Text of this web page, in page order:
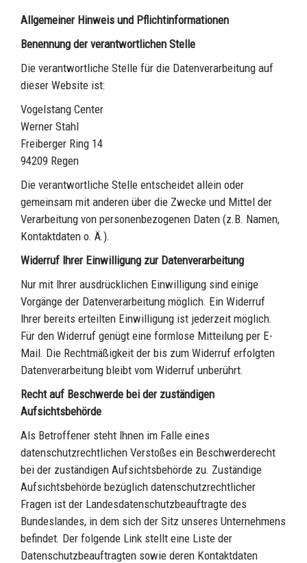
Allgemeiner Hinweis und Pflichtinformationen
Benennung der verantwortlichen Stelle
Die verantwortliche Stelle für die Datenverarbeitung auf
dieser Website ist:
Vogelstang Center
Werner Stahl
Freiberger Ring 14
94209 Regen
Die verantwortliche Stelle entscheidet allein oder
gemeinsam mit anderen über die Zwecke und Mittel der
Verarbeitung von personenbezogenen Daten (z.B. Namen,
Kontaktdaten o. Ä.).
Widerruf Ihrer Einwilligung zur Datenverarbeitung
Nur mit Ihrer ausdrücklichen Einwilligung sind einige
Vorgänge der Datenverarbeitung möglich. Ein Widerruf
Ihrer bereits erteilten Einwilligung ist jederzeit möglich.
Für den Widerruf genügt eine formlose Mitteilung per E-
Mail. Die Rechtmäßigkeit der bis zum Widerruf erfolgten
Datenverarbeitung bleibt vom Widerruf unberührt.
Recht auf Beschwerde bei der zuständigen
Aufsichtsbehörde
Als Betroffener steht Ihnen im Falle eines
datenschutzrechtlichen Verstoßes ein Beschwerderecht
bei der zuständigen Aufsichtsbehörde zu. Zuständige
Aufsichtsbehörde bezüglich datenschutzrechtlicher
Fragen ist der Landesdatenschutzbeauftragte des
Bundeslandes, in dem sich der Sitz unseres Unternehmens
befindet. Der folgende Link stellt eine Liste der
Datenschutzbeauftragten sowie deren Kontaktdaten